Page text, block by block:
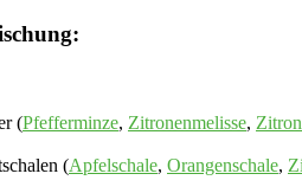
(Pfefferminze, Zitronenmelisse,
(Apfelschale, Orangenschale,